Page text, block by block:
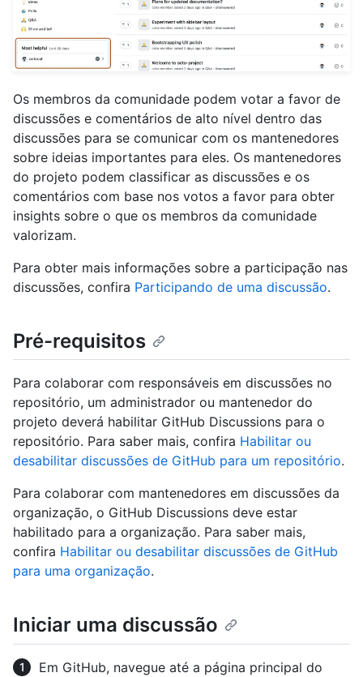
Os membros da comunidade podem votar a favor de
discussões e comentários de alto nível dentro das
discussões para se comunicar com os mantenedores
sobre ideias importantes para eles. Os mantenedores
do projeto podem classificar as discussões e os
comentários com base nos votos a favor para obter
insights sobre o que os membros da comunidade
valorizam.
Para obter mais informações sobre a participação nas
discussões, confira Participando de uma discussão.
Pré-requisitos
Para colaborar com responsáveis em discussões no
repositório, um administrador ou mantenedor do
projeto deverá habilitar GitHub Discussions para o
repositório. Para saber mais, confira Habilitar ou
desabilitar discussões de GitHub para um repositório.
Para colaborar com mantenedores em discussões da
organização, o GitHub Discussions deve estar
habilitado para a organização. Para saber mais,
confira Habilitar ou desabilitar discussões de GitHub
para uma organização.
Iniciar uma discussão
Em GitHub, navegue até a página principal do